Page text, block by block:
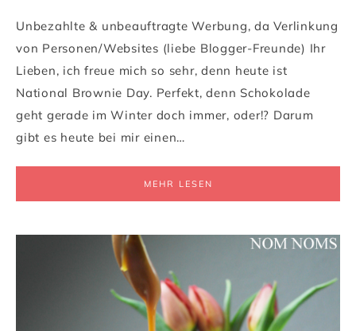
Unbezahlte & unbeauftragte Werbung, da Verlinkung
von Personen/Websites (liebe Blogger-Freunde) Ihr
Lieben, ich freue mich so sehr, denn heute ist
National Brownie Day. Perfekt, denn Schokolade
geht gerade im Winter doch immer, oder!? Darum
gibt es heute bei mir einen…
MEHR LESEN